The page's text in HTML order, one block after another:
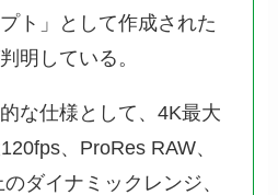
ト」として作成された
明している。
な仕様として、4K最大
、ProRes RAW、
ダイナミックレンジ、